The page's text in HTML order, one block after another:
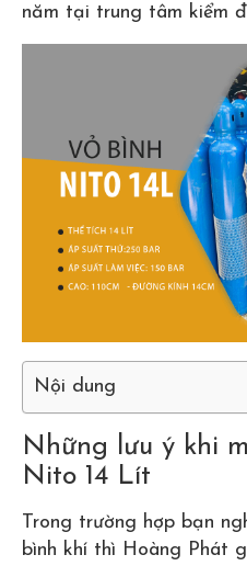
năm tại trung tâm kiểm
Nội dung
Những lưu ý khi
Nito 14 Lít
Trong trường hợp bạn
bình khí thì Hoàng Phát